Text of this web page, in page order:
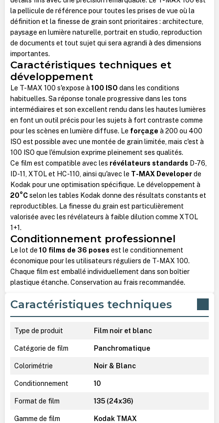
la pellicule de référence pour toutes les prises de vue où la
définition et la finesse de grain sont prioritaires : architecture,
paysage en lumière naturelle, portrait en studio, reproduction
de documents et tout sujet qui sera agrandi à des dimensions
importantes.
Caractéristiques techniques et
développement
Le T-MAX 100 s'expose à 100 ISO dans les conditions
habituelles. Sa réponse tonale progressive dans les tons
intermédiaires et son excellent rendu dans les hautes lumières
en font un outil précis pour les sujets à fort contraste comme
pour les scènes en lumière diffuse. Le forçage à 200 ou 400
ISO est possible avec une montée de grain limitée, mais c'est à
100 ISO que l'émulsion exprime pleinement ses qualités.
Ce film est compatible avec les révélateurs standards D-76,
ID-11, XTOL et HC-110, ainsi qu'avec le T-MAX Developerde
Kodak pour une optimisation spécifique. Le développement à
20°Cselon les tables Kodak donne des résultats constants et
reproductibles. La finesse du grain est particulièrement
valorisée avec les révélateurs à faible dilution comme XTOL
1+1.
Conditionnement professionnel
Le lot de 10 films de 36 poses est le conditionnement
économique pour les utilisateurs réguliers de T-MAX 100.
Chaque film est emballé individuellement dans son boîtier
plastique étanche. Conservation au frais recommandée.
Caractéristiques techniques
Type de produit Film noir et blanc
Catégorie de film Panchromatique
Colorimétrie Noir & Blanc
Conditionnement 10
Format de film 135 (24x36)
Gamme de film Kodak TMAX